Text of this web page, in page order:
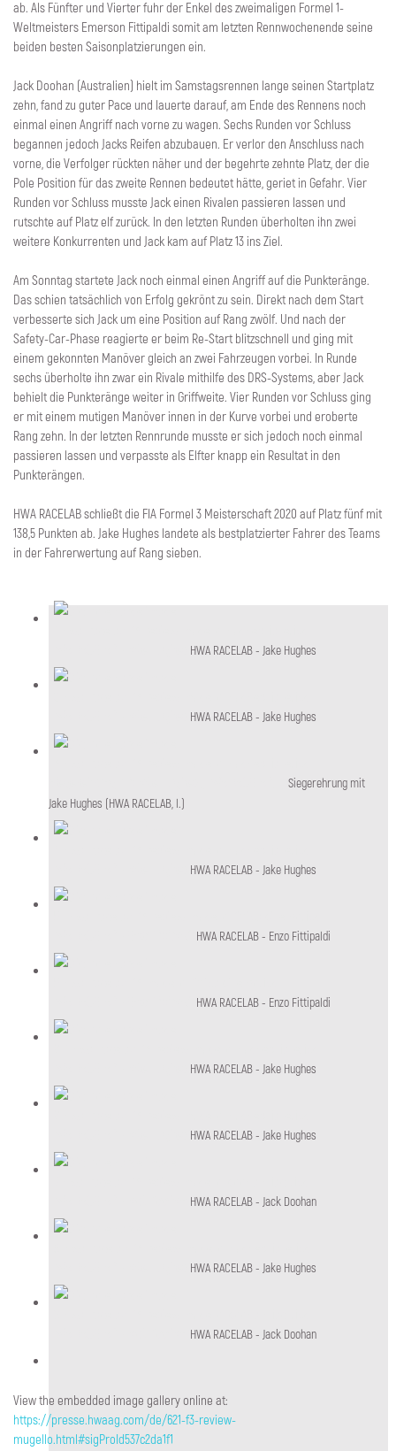
ab. Als Fünfter und Vierter fuhr der Enkel des zweimaligen Formel 1-
Weltmeisters Emerson Fittipaldi somit am letzten Rennwochenende seine
beiden besten Saisonplatzierungen ein.
Jack Doohan (Australien) hielt im Samstagsrennen lange seinen Startplatz
zehn, fand zu guter Pace und lauerte darauf, am Ende des Rennens noch
einmal einen Angriff nach vorne zu wagen. Sechs Runden vor Schluss
begannen jedoch Jacks Reifen abzubauen. Er verlor den Anschluss nach
vorne, die Verfolger rückten näher und der begehrte zehnte Platz, der die
Pole Position für das zweite Rennen bedeutet hätte, geriet in Gefahr. Vier
Runden vor Schluss musste Jack einen Rivalen passieren lassen und
rutschte auf Platz elf zurück. In den letzten Runden überholten ihn zwei
weitere Konkurrenten und Jack kam auf Platz 13 ins Ziel.
Am Sonntag startete Jack noch einmal einen Angriff auf die Punkteränge.
Das schien tatsächlich von Erfolg gekrönt zu sein. Direkt nach dem Start
verbesserte sich Jack um eine Position auf Rang zwölf. Und nach der
Safety-Car-Phase reagierte er beim Re-Start blitzschnell und ging mit
einem gekonnten Manöver gleich an zwei Fahrzeugen vorbei. In Runde
sechs überholte ihn zwar ein Rivale mithilfe des DRS-Systems, aber Jack
behielt die Punkteränge weiter in Griffweite. Vier Runden vor Schluss ging
er mit einem mutigen Manöver innen in der Kurve vorbei und eroberte
Rang zehn. In der letzten Rennrunde musste er sich jedoch noch einmal
passieren lassen und verpasste als Elfter knapp ein Resultat in den
Punkterängen.
HWA RACELAB schließt die FIA Formel 3 Meisterschaft 2020 auf Platz fünf mit
138,5 Punkten ab. Jake Hughes landete als bestplatzierter Fahrer des Teams
in der Fahrerwertung auf Rang sieben.
HWA RACELAB - Jake Hughes
HWA RACELAB - Jake Hughes
Siegerehrung mit
Jake Hughes (HWA RACELAB, l.)
HWA RACELAB - Jake Hughes
HWA RACELAB - Enzo Fittipaldi
HWA RACELAB - Enzo Fittipaldi
HWA RACELAB - Jake Hughes
HWA RACELAB - Jake Hughes
HWA RACELAB - Jack Doohan
HWA RACELAB - Jake Hughes
HWA RACELAB - Jack Doohan
View the embedded image gallery online at:
https://presse.hwaag.com/de/621-f3-review-
mugello.html#sigProId537c2da1f1